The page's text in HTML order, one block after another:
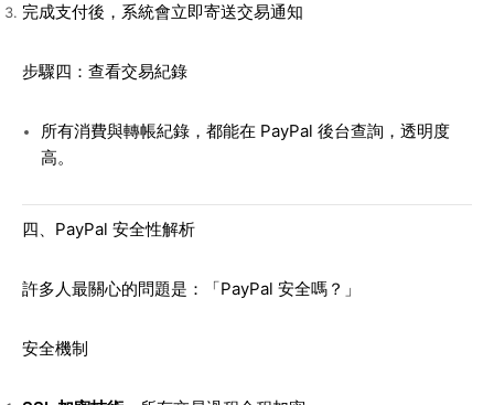
完成支付後，系統會立即寄送交易通知
步驟四：查看交易紀錄
所有消費與轉帳紀錄，都能在 PayPal 後台查詢，透明度
高。
四、PayPal 安全性解析
許多人最關心的問題是：「PayPal 安全嗎？」
安全機制